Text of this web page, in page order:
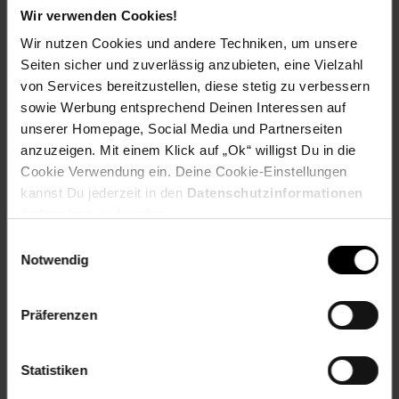
Wir verwenden Cookies!
Wir nutzen Cookies und andere Techniken, um unsere
Seiten sicher und zuverlässig anzubieten, eine Vielzahl
von Services bereitzustellen, diese stetig zu verbessern
sowie Werbung entsprechend Deinen Interessen auf
unserer Homepage, Social Media und Partnerseiten
anzuzeigen. Mit einem Klick auf „Ok“ willigst Du in die
Cookie Verwendung ein. Deine Cookie-Einstellungen
kannst Du jederzeit in den Datenschutzinformationen
Notwendig
Präferenzen
Statistiken
Multipack erhältlich
unterwegs
Fazit
Das Lego Ninjago Serie 9 Multipack Nummer 2 ist eine
hervorragende Wahl für Fans und Sammler. Mit seinen
4 Booster-Packs und 1 exklusiven limitierten Karten
kombiniert es Spannung, Sammelspaß und exklusive
Inhalte in einer ansprechenden Verpackung. Perfekt, um in
die faszinierende Welt von Lego Ninjago einzutauchen oder
die eigene Sammlung aufzuwerten.
Alter ab 3 Jahre
EAN: 4260223182273